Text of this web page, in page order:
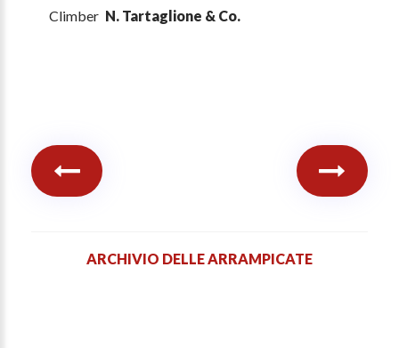
Climber N. Tartaglione & Co.
ARCHIVIO DELLE ARRAMPICATE